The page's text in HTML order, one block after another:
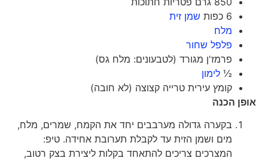
6 כפות
שמן זית
מלח
פלפל שחור
פרמז'ן מגורד (לטבעונים: מלח גס)
½ לימון
קומץ עירית טרייה קצוצה (לא חובה)
אופן הכנה
בקערה גדולה מערבבים יחד את הקמח, שמרים, מלח,
מים ושמן הזית עד לקבלת תערובת אחידה. טיפ:
המצרכים צריכים להתאחד בקלות ליצירת בצק רטוב,